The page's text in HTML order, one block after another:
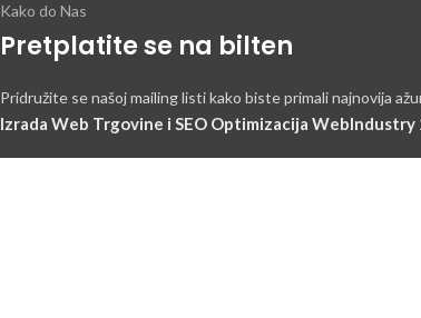
Kako do Nas
Pretplatite se na bilten
Pridružite se našoj mailing listi kako biste primali najnovija
Izrada Web Trgovine i SEO Optimizacija WebIndustry